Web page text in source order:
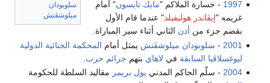
سلوبودان
ميلوشڤتش
1997 - خسارة الملاكم "مايك تايسون" أمام
غريمه "إيڤاندر هوليفيلد" عندما قام الأول
بقضم جزء من أذن الثاني أثناء سير المباراة.
2001
- سلوبودان ميلوشڤتش يمثل أمام المحكمة الجنائية الدولية
ليوغسلاڤيا السابقة في لاهاي بتهم جرائم حرب
2004 - سلّم الحاكم المدني پول بريمر مقاليد السلطة للحكومة